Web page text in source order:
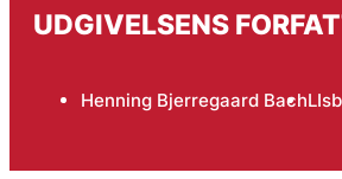
UDGIVELSENS
Henning Bjerregaard Bach